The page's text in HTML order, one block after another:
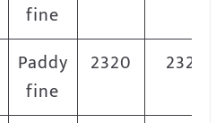
fine
Paddy
fine
2320 2320